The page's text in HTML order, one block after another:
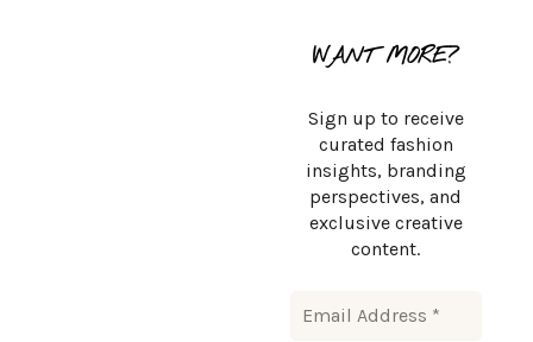
WANT MORE?
Sign up to receive
curated fashion
insights, branding
perspectives, and
exclusive creative
content.